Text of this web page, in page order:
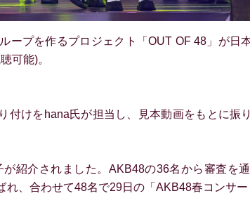
プを作るプロジェクト「OUT OF 48」が日
可能)。
けをhana氏が担当し、見本動画をもとに振
紹介されました。AKB48の36名から審査を
、合わせて48名で29日の「AKB48春コンサ